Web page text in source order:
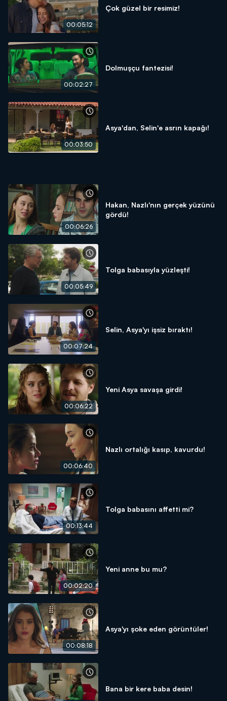
00:05:12
Çok güzel bir resimiz!
00:02:27
Dolmuşçu fantezisi!
00:03:50
Asya'dan, Selin'e asrın kapağı!
00:06:26
Hakan, Nazlı'nın gerçek yüzünü
gördü!
00:05:49
Tolga babasıyla yüzleşti!
00:07:24
Selin, Asya'yı işsiz bıraktı!
00:06:22
Yeni Asya savaşa girdi!
00:06:40
Nazlı ortalığı kasıp, kavurdu!
00:13:44
Tolga babasını affetti mi?
00:02:20
Yeni anne bu mu?
00:08:18
Asya'yı şoke eden görüntüler!
Bana bir kere baba desin!